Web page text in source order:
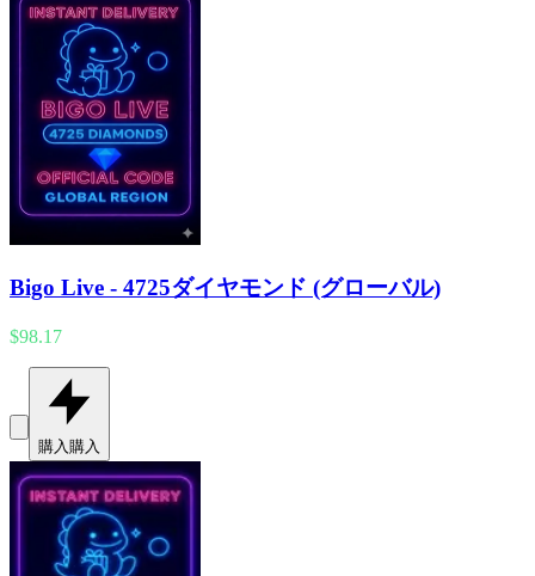
Bigo Live - 4725ダイヤモンド (グローバル)
$98.17
購入 購入